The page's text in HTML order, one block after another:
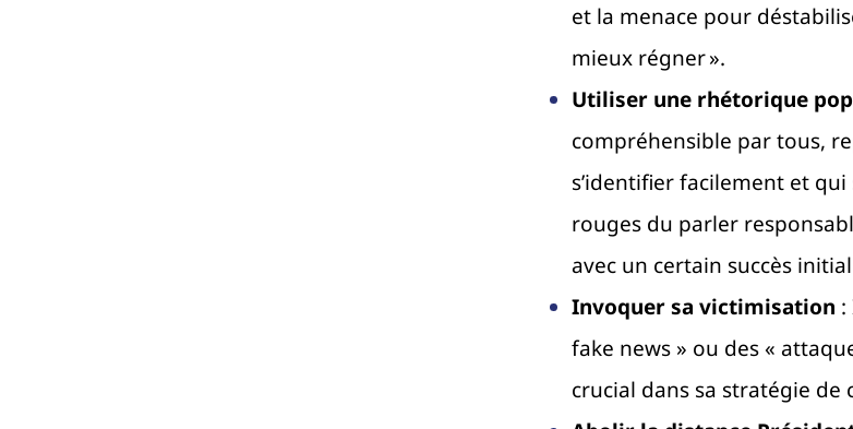
et la menace pour
mieux régner ».
Utiliser une rhétorique
compréhensible par tous,
s’identifier facilement et
rouges du parler
avec un certain succès
Invoquer sa victimisation
fake news » ou des «
crucial dans sa stratégie de